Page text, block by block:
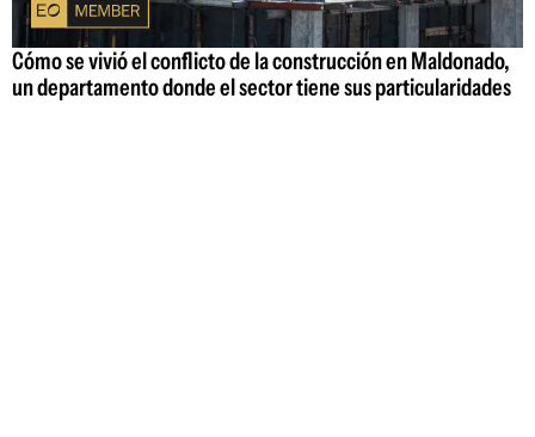
Cómo se vivió el conflicto de la construcción en Maldonado,
un departamento donde el sector tiene sus particularidades